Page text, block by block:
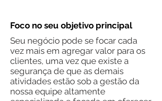
Foco no seu objetivo principal
Seu negócio pode se focar cada
vez mais em agregar valor para os
clientes, uma vez que existe a
segurança de que as demais
atividades estão sob a gestão da
nossa equipe altamente